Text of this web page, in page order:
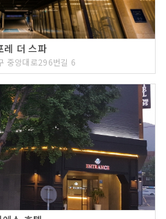
레 더 스파
중앙대로296번길 6